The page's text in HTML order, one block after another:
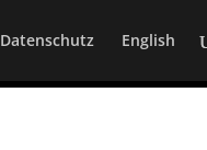
Datenschutz English